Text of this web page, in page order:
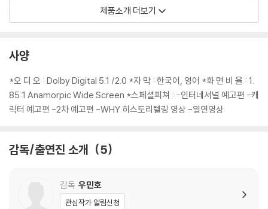
발생할 수 있습니다. 반품을 원하실 경우 미개봉 상태로 문의 부탁드립니
다.
있습니다.
3) 렌티큘러 스틸북의 경우, 보호필름이 붙어 판매되기도 합니다. 보호필
름 손상에 의한 교환/반품은 불가합니다.
4) 본품 보호를 위해 노란색의 카톤 박스로 재포장한 경우, 카톤박스 손상
에 의한 교환/반품은 불가합니다.
환/반품이 제한될 수 있습니다.
※ 디스크 재생 불량
1) 기기 문제로 인해 발생하는 재생 불량 현상에 대해서는 반품/교환이 불
제품소개 더보기
사양
*오 디 오 : Dolby Digital 5.1 /2.0 *자 막 : 한국어, 영어 *화 면 비 율 : 1.
85:1 Anamorpic Wide Screen *스페셜피쳐 : -인터네셔널 예고편 -캐
릭터 예고편 -2차 예고편 -WHY 히스토리텔링 영상 -열연영상
감독/출연진 소개 5
감독 우민호
관심작가 알림신청